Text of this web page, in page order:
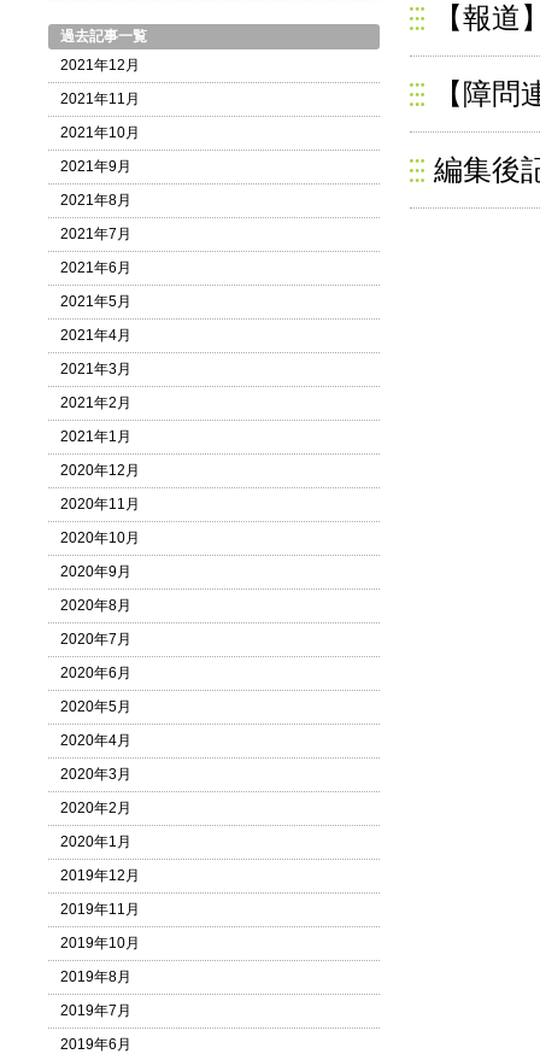
【報
【障
編集後
過去記事一覧
2021年12月
2021年11月
2021年10月
2021年9月
2021年8月
2021年7月
2021年6月
2021年5月
2021年4月
2021年3月
2021年2月
2021年1月
2020年12月
2020年11月
2020年10月
2020年9月
2020年8月
2020年7月
2020年6月
2020年5月
2020年4月
2020年3月
2020年2月
2020年1月
2019年12月
2019年11月
2019年10月
2019年8月
2019年7月
2019年6月